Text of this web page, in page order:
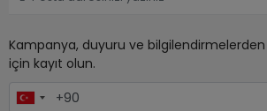
Kampanya, duyuru ve
için kayıt olun.